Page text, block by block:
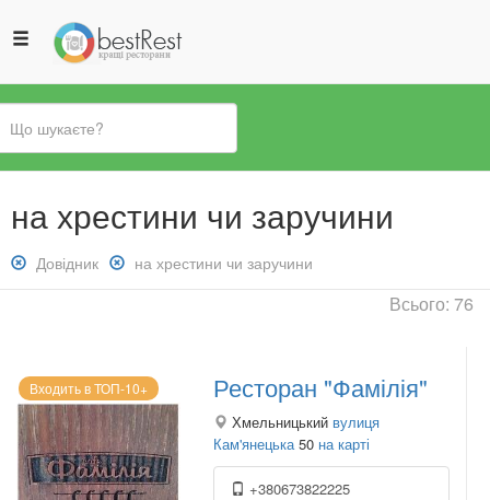
Ви
єна хрестини чи заручини
Зняти
фільтр:
Довідник
Зняти
фільтр:
заручини
на хрестини чи заручини
Всього: 76
Входить в ТОП-10+ Ресторан "Фамілія"
Хмельницький вулиця
Кам'янецька50 на карті
+380673822225